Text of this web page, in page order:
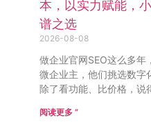
本，以实力赋能，
谱之选
2026-08-08
做企业官网SEO这么多年
微企业主，他们挑选数字
除了看功能、比价格，说
阅读更多 ”